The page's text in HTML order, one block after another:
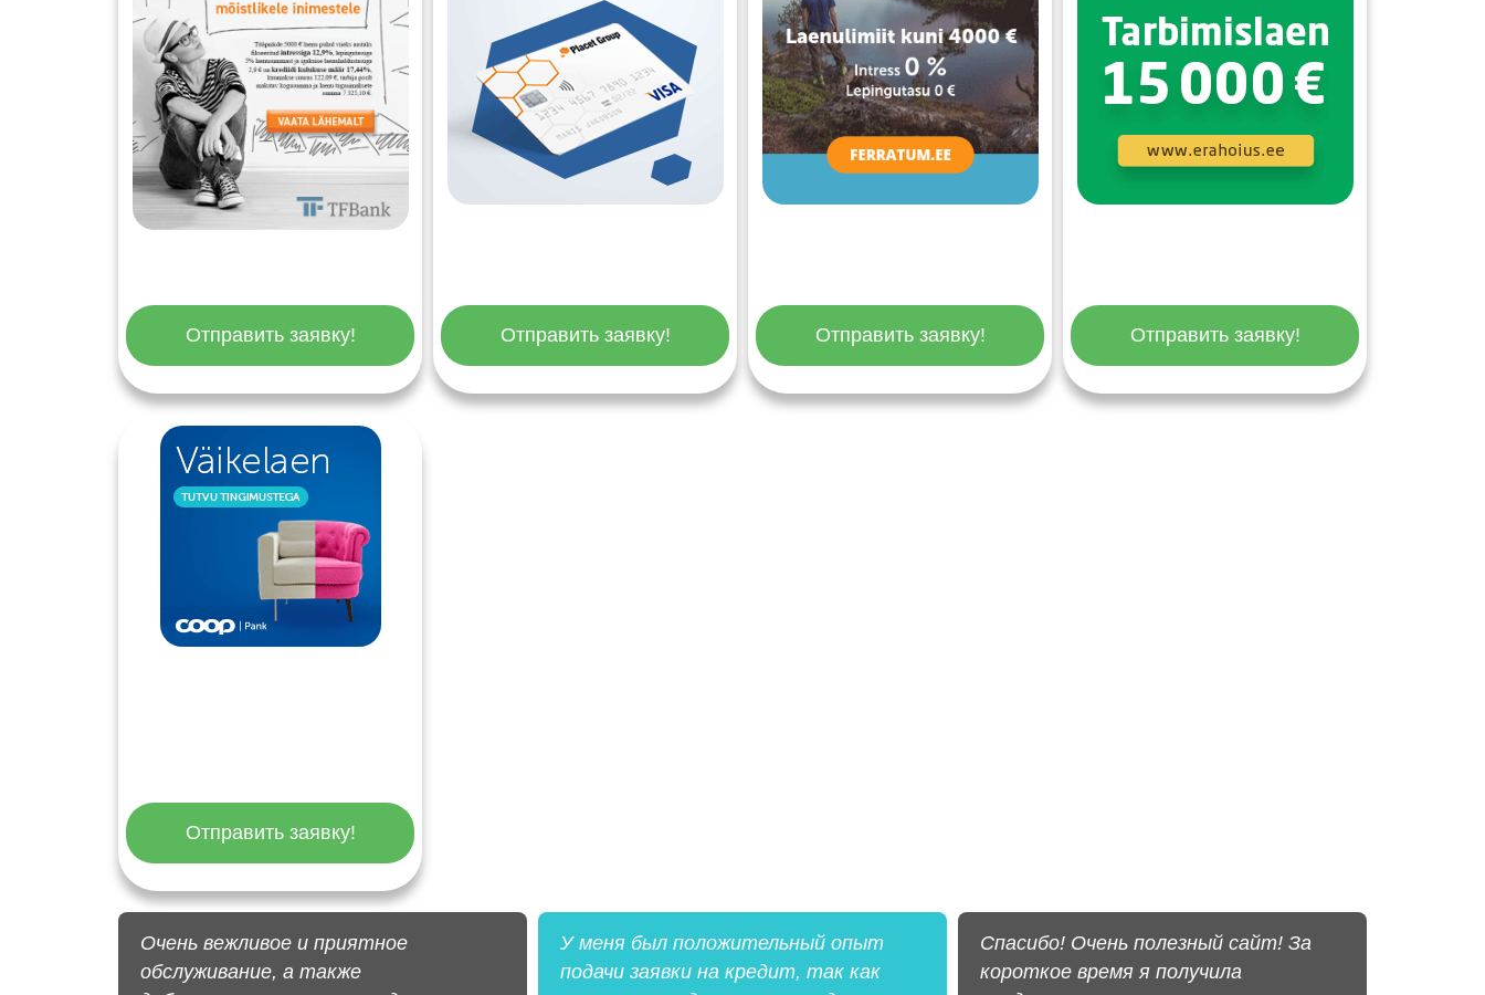
Отправить заявку! Отправить заявку! Отправить заявку! Отправить заявку!
Отправить заявку!
Очень вежливое и приятное
обслуживание, а также
У меня был положительный опыт
подачи заявки на кредит, так как
Спасибо! Очень полезный сайт! За
короткое время я получила